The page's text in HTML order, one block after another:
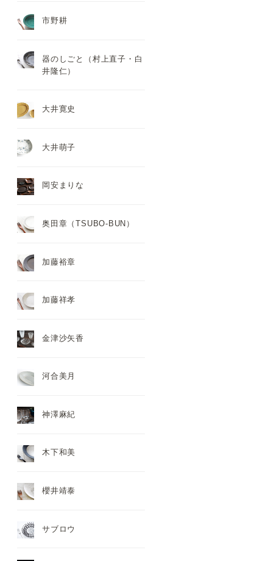
市野耕
器のしごと（村上直子・白
井隆仁）
大井寛史
大井萌子
岡安まりな
奥田章（TSUBO-BUN）
加藤裕章
加藤祥孝
金津沙矢香
河合美月
神澤麻紀
木下和美
櫻井靖泰
サブロウ